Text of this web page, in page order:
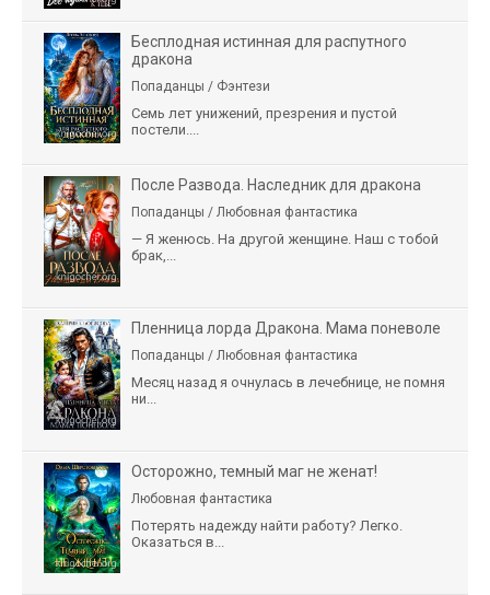
Бесплодная истинная для распутного
дракона
Попаданцы / Фэнтези
Семь лет унижений, презрения и пустой
постели....
После Развода. Наследник для дракона
Попаданцы / Любовная фантастика
— Я женюсь. На другой женщине. Наш с тобой
брак,...
Пленница лорда Дракона. Мама поневоле
Попаданцы / Любовная фантастика
Месяц назад я очнулась в лечебнице, не помня
ни...
Осторожно, темный маг не женат!
Любовная фантастика
Потерять надежду найти работу? Легко.
Оказаться в...